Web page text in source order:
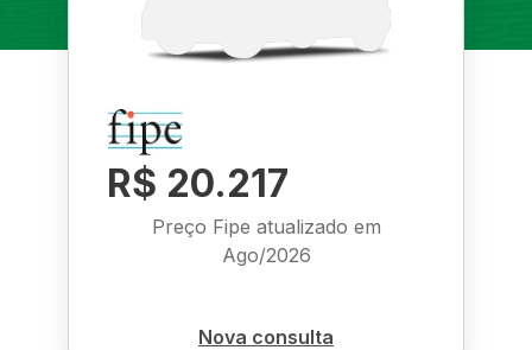
R$ 20.217
Preço Fipe atualizado em
Ago/2026
Nova consulta